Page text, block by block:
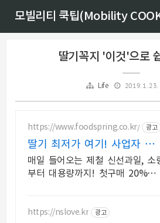
모빌리티 쿡팁(Mobility
딸기꼭지 '이것'으로
Life 2019. 1.
https://www.foodspring.co.kr/ 광고
딸기 최저가 여기! 사업자 전용
특가
매일 들어오는 제철 신선과일, 소
부터 대용량까지! 첫구매 20%즉시
https://nslove.kr 광고